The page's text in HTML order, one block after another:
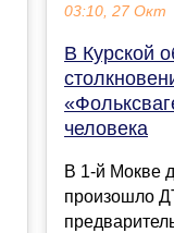
03:10, 27 Окт
В Курской
человека
В 1-й Мокве
произошло